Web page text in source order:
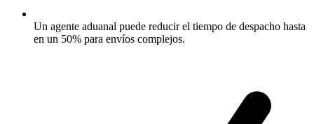
Un agente aduanal puede reducir el tiempo de despacho hasta
en un 50% para envíos complejos.